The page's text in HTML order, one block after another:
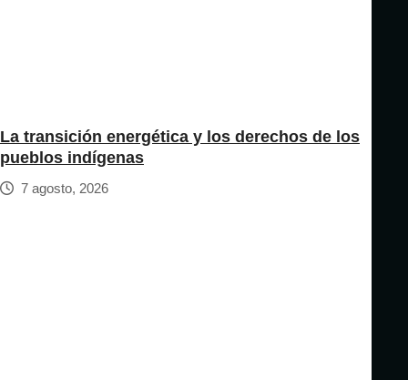
La transición energética y los derechos de los
pueblos indígenas
7 agosto, 2026